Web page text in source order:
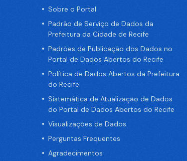
Sobre o Portal
Padrão de Serviço de Dados da
Prefeitura da Cidade de Recife
Padrões de Publicação dos Dados no
Portal de Dados Abertos do Recife
Política de Dados Abertos da Prefeitura
do Recife
Sistemática de Atualização de Dados
do Portal de Dados Abertos do Recife
Visualizações de Dados
Perguntas Frequentes
Agradecimentos